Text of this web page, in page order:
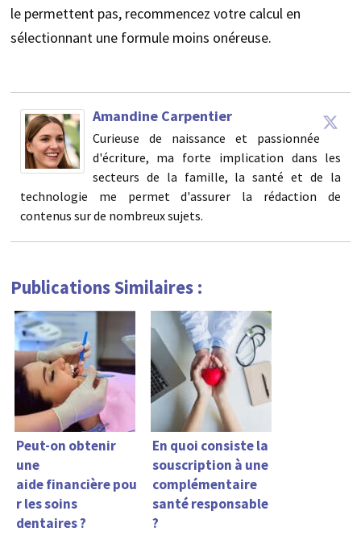
le permettent pas, recommencez votre calcul en
sélectionnant une formule moins onéreuse.
Amandine Carpentier
Curieuse de naissance et passionnée
d'écriture, ma forte implication dans les
secteurs de la famille, la santé et de la
technologie me permet d'assurer la rédaction de
contenus sur de nombreux sujets.
Publications Similaires :
Peut-on obtenir
une
aide financière pou
r les soins
dentaires ?
En quoi consiste la
souscription à une
complémentaire
santé responsable
?